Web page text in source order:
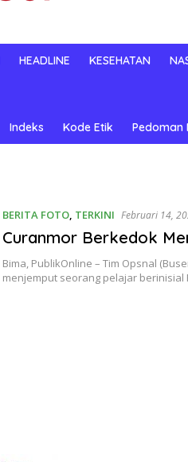
HEADLINE KESEHATAN
Indeks Kode Etik Pedoman
BERITA FOTO, TERKINI Februari 14,
Curanmor Berkedok
Bima, PublikOnline – Tim Opsnal
menjemput seorang pelajar berinisial